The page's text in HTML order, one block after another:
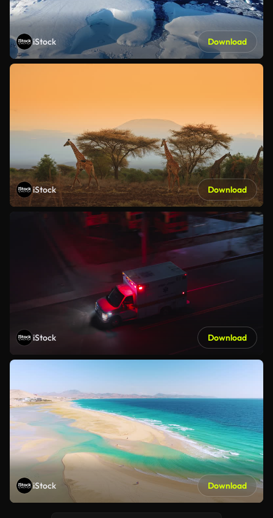
iStock Download
iStock Download
iStock Download
iStock Download